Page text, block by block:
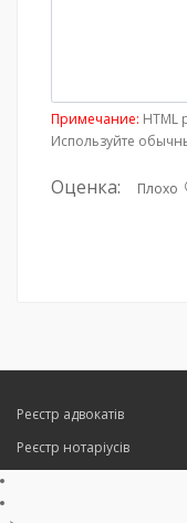
Примечание: HTML
Используйте
Оценка: Плохо
Реєстр адвокатів
Реєстр нотаріусів